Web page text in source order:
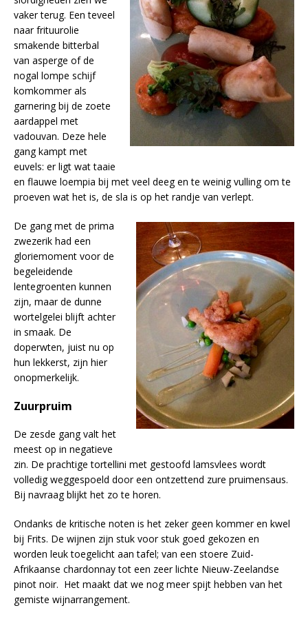
vaker terug. Een teveel
naar frituurolie
smakende bitterbal
van asperge of de
nogal lompe schijf
komkommer als
garnering bij de zoete
aardappel met
vadouvan. Deze hele
gang kampt met
euvels: er ligt wat taaie
en flauwe loempia bij met veel deeg en te weinig vulling om te
proeven wat het is, de sla is op het randje van verlept.
De gang met de prima
zwezerik had een
gloriemoment voor de
begeleidende
lentegroenten kunnen
zijn, maar de dunne
wortelgelei blijft achter
in smaak. De
doperwten, juist nu op
hun lekkerst, zijn hier
onopmerkelijk.
Zuurpruim
De zesde gang valt het
meest op in negatieve
zin. De prachtige tortellini met gestoofd lamsvlees wordt
volledig weggespoeld door een ontzettend zure pruimensaus.
Bij navraag blijkt het zo te horen.
Ondanks de kritische noten is het zeker geen kommer en kwel
bij Frits. De wijnen zijn stuk voor stuk goed gekozen en
worden leuk toegelicht aan tafel; van een stoere Zuid-
Afrikaanse chardonnay tot een zeer lichte Nieuw-Zeelandse
pinot noir. Het maakt dat we nog meer spijt hebben van het
gemiste wijnarrangement.